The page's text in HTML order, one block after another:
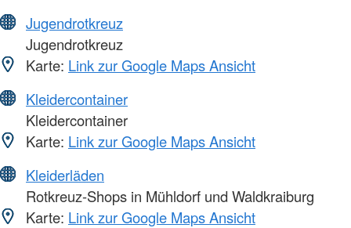
Jugendrotkreuz
Jugendrotkreuz
Karte: Link zur Google Maps Ansicht
Kleidercontainer
Kleidercontainer
Karte: Link zur Google Maps Ansicht
Kleiderläden
Rotkreuz-Shops in Mühldorf und Waldkraiburg
Karte: Link zur Google Maps Ansicht